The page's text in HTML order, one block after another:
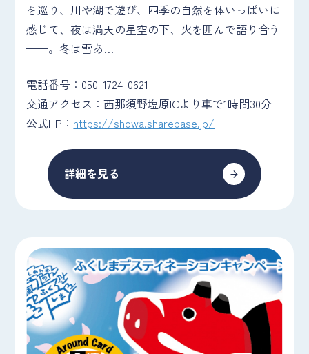
を巡り、川や湖で遊び、四季の自然を体いっぱいに
感じて、夜は満天の星空の下、火を囲んで語り合う
——。冬は雪あ…
電話番号：050-1724-0621
交通アクセス：西那須野塩原ICより車で1時間30分
公式HP： https://showa.sharebase.jp/
詳細を見る